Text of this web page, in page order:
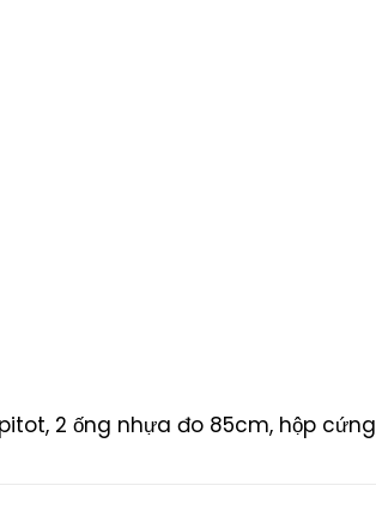
2 ống nhựa đo 85cm, hộp cứng